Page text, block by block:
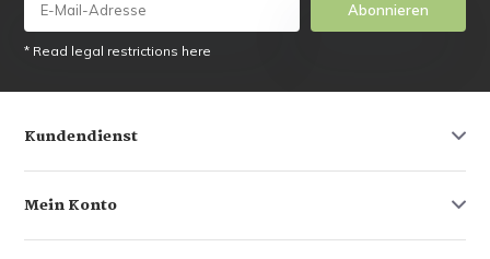
Abonnieren
* Read legal restrictions here
Kundendienst
Mein Konto